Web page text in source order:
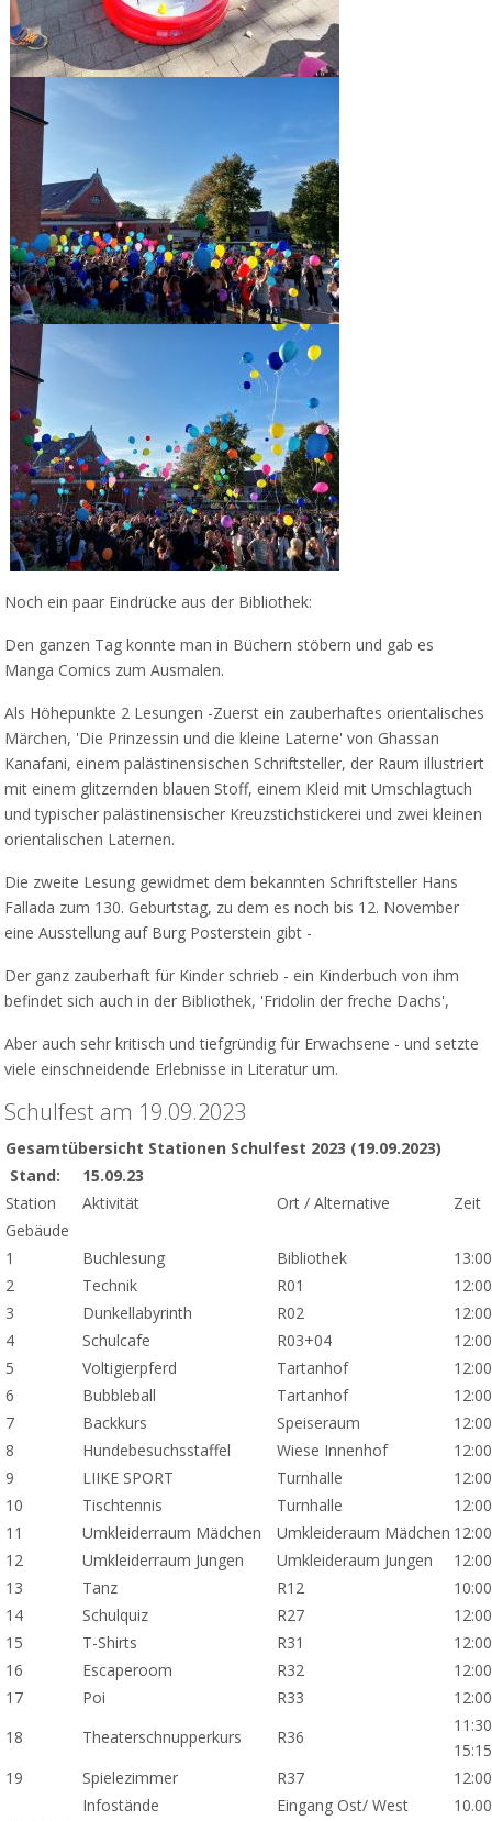
Noch ein paar Eindrücke aus der Bibliothek:
Den ganzen Tag konnte man in Büchern stöbern und gab es
Manga Comics zum Ausmalen.
Als Höhepunkte 2 Lesungen -Zuerst ein zauberhaftes orientalisches
Märchen, 'Die Prinzessin und die kleine Laterne' von Ghassan
Kanafani, einem palästinensischen Schriftsteller, der Raum illustriert
mit einem glitzernden blauen Stoff, einem Kleid mit Umschlagtuch
und typischer palästinensischer Kreuzstichstickerei und zwei kleinen
orientalischen Laternen.
Die zweite Lesung gewidmet dem bekannten Schriftsteller Hans
Fallada zum 130. Geburtstag, zu dem es noch bis 12. November
eine Ausstellung auf Burg Posterstein gibt -
Der ganz zauberhaft für Kinder schrieb - ein Kinderbuch von ihm
befindet sich auch in der Bibliothek, 'Fridolin der freche Dachs',
Aber auch sehr kritisch und tiefgründig für Erwachsene - und setzte
viele einschneidende Erlebnisse in Literatur um.
Schulfest am 19.09.2023
Gesamtübersicht Stationen Schulfest 2023 (19.09.2023)
Stand:
15.09.23
Station
Aktivität Ort / Alternative
Zeit
Gebäude
1
Buchlesung Bibliothek
2
Technik R01
3
Dunkellabyrinth R02
4
Schulcafe R03+04
5
Voltigierpferd Tartanhof
6
Bubbleball Tartanhof
7
Backkurs Speiseraum
8
Hundebesuchsstaffel Wiese Innenhof
9
LIIKE SPORT Turnhalle
10
Tischtennis Turnhalle
11
Umkleiderraum Mädchen Umkleideraum Mädchen
12
Umkleiderraum Jungen Umkleideraum Jungen
13
Tanz R12
14
Schulquiz R27
15
T-Shirts R31
16
Escaperoom R32
17
Poi R33
18
Theaterschnupperkurs R36
19
Spielezimmer R37
Infostände
Eingang Ost/ West